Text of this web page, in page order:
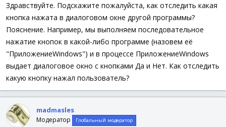
а
Здравствуйте. Подскажите пожалуйста, как отследить какая
кнопка нажата в диалоговом окне другой программы?
Пояснение. Например, мы выполняем последовательное
нажатие кнопок в какой-либо программе (назовем её
"ПриложениеWindows") и в процессе ПриложениеWindows
выдает диалоговое окно с кнопками Да и Нет. Как отследить
какую кнопку нажал пользователь?
madmasles
Модератор Глобальный модератор